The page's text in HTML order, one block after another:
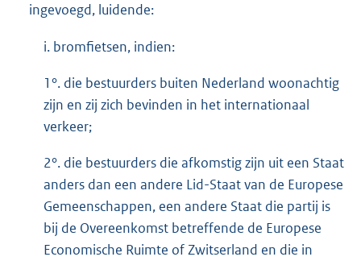
ingevoegd, luidende:
i. bromfietsen, indien:
1°. die bestuurders buiten Nederland woonachtig
zijn en zij zich bevinden in het internationaal
verkeer;
2°. die bestuurders die afkomstig zijn uit een Staat
anders dan een andere Lid-Staat van de Europese
Gemeenschappen, een andere Staat die partij is
bij de Overeenkomst betreffende de Europese
Economische Ruimte of Zwitserland en die in